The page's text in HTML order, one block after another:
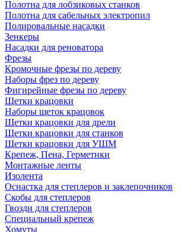
Полотна для лобзиковых станков
Полотна для сабельных электропил
Полировальные насадки
Зенкеры
Насадки для реноватора
Фрезы
Кромочные фрезы по дереву
Наборы фрез по дереву
Фигирейные фрезы по дереву
Щетки крацовки
Наборы щеток крацовок
Щетки крацовки для дрели
Щетки крацовки для станков
Щетки крацовки для УШМ
Крепеж, Пена, Герметики
Монтажные ленты
Изолента
Оснастка для степлеров и заклепочников
Скобы для степлеров
Гвозди для степлеров
Специальный крепеж
Хомуты